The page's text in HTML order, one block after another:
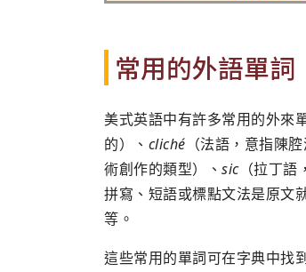
常用的外語單詞
美式英語中有許多常用的外來
的）、 cliché （法語，意指陳
術創作的類型）、 sic（拉丁語
拼寫、短語或標點文法是原文
等。
這些常用的單詞可在字典中找